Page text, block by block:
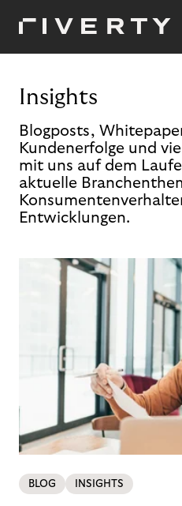
Insights
Blogposts,
Kundenerfolge und
mit uns auf dem
aktuelle
Entwicklungen.
BLOG INSIGHTS